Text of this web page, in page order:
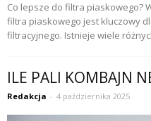
Co lepsze do filtra piaskowego?
filtra piaskowego jest kluczowy
filtracyjnego. Istnieje wiele
ILE PALI KOMBAJN
Redakcja - 4 października 2025